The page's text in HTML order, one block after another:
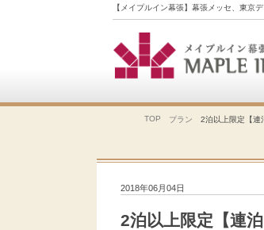
【メイプルイン幕張】幕張メッセ、東京
TOP プラン 2泊以上限定【連
2018年06月04日
2泊以上限定【連